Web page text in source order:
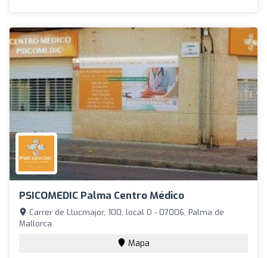
PSICOMEDIC Palma Centro Médico
Carrer de Llucmajor, 100, local D - 07006, Palma de
Mallorca
Mapa